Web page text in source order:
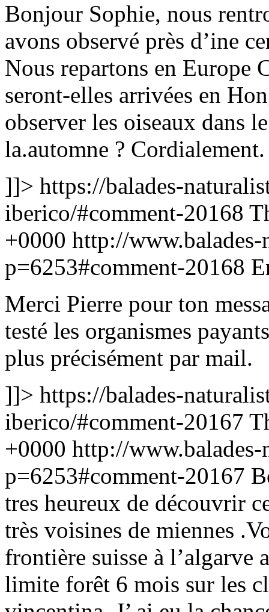
Bonjour Sophie, nous
avons observé près d’ine
Nous repartons en Europe
seront-elles arrivées en
observer les oiseaux dans
la.automne ?
]]> https://balades-
iberico/#comment-20168
+0000 http://www.balades-
p=6253#comment-20168
Merci Pierre pour ton
testé les organismes
plus précisément par mail.
]]> https://balades-
iberico/#comment-20167
+0000 http://www.balades-
p=6253#comment-20167
tres heureux de découvrir
très voisines de miennes
frontière suisse à l’algarve
limite forêt 6 mois sur les